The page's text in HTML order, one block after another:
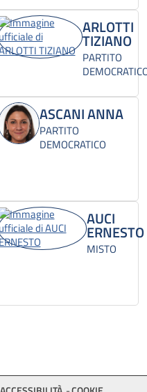
ARLOTTI
TIZIANO
PARTITO
ASCANI ANNA
PARTITO
DEMOCRATICO
AUCI
ERNESTO
MISTO